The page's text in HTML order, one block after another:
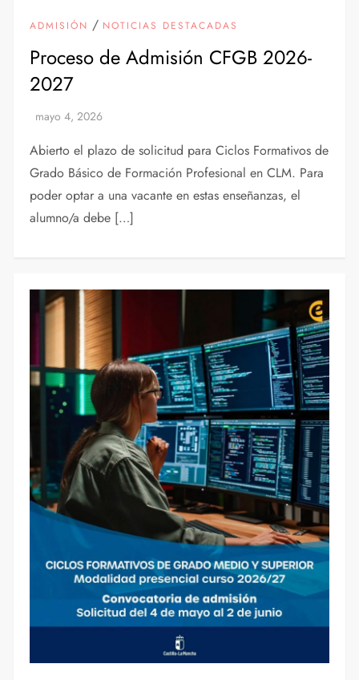
ADMISIÓN / NOTICIAS DESTACADAS
Proceso de Admisión CFGB 2026-
2027
Abierto el plazo de solicitud para Ciclos Formativos de
Grado Básico de Formación Profesional en CLM. Para
poder optar a una vacante en estas enseñanzas, el
alumno/a debe […]